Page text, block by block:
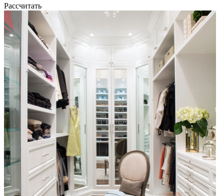
Рассчитать